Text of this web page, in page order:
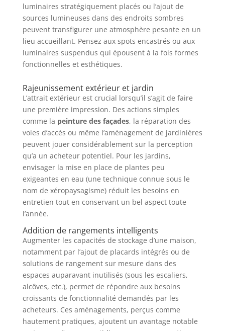
luminaires stratégiquement placés ou l’ajout de
sources lumineuses dans des endroits sombres
peuvent transfigurer une atmosphère pesante en un
lieu accueillant. Pensez aux spots encastrés ou aux
luminaires suspendus qui épousent à la fois formes
fonctionnelles et esthétiques.
Rajeunissement extérieur et jardin
L’attrait extérieur est crucial lorsqu’il s’agit de faire
une première impression. Des actions simples
comme la peinture des façades, la réparation des
voies d’accès ou même l’aménagement de jardinières
peuvent jouer considérablement sur la perception
qu’a un acheteur potentiel. Pour les jardins,
envisager la mise en place de plantes peu
exigeantes en eau (une technique connue sous le
nom de xéropaysagisme) réduit les besoins en
entretien tout en conservant un bel aspect toute
l’année.
Addition de rangements intelligents
Augmenter les capacités de stockage d’une maison,
notamment par l’ajout de placards intégrés ou de
solutions de rangement sur mesure dans des
espaces auparavant inutilisés (sous les escaliers,
alcôves, etc.), permet de répondre aux besoins
croissants de fonctionnalité demandés par les
acheteurs. Ces aménagements, perçus comme
hautement pratiques, ajoutent un avantage notable